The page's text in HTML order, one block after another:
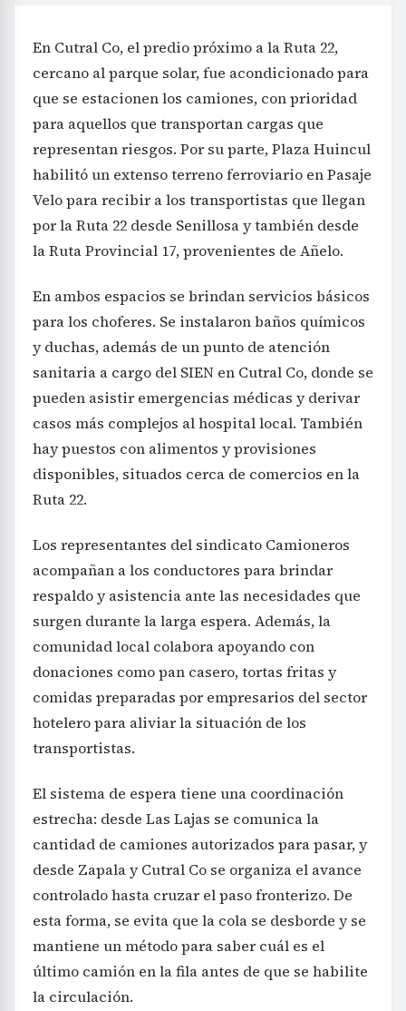
En Cutral Co, el predio próximo a la Ruta 22,
cercano al parque solar, fue acondicionado para
que se estacionen los camiones, con prioridad
para aquellos que transportan cargas que
representan riesgos. Por su parte, Plaza Huincul
habilitó un extenso terreno ferroviario en Pasaje
Velo para recibir a los transportistas que llegan
por la Ruta 22 desde Senillosa y también desde
la Ruta Provincial 17, provenientes de Añelo.
En ambos espacios se brindan servicios básicos
para los choferes. Se instalaron baños químicos
y duchas, además de un punto de atención
sanitaria a cargo del SIEN en Cutral Co, donde se
pueden asistir emergencias médicas y derivar
casos más complejos al hospital local. También
hay puestos con alimentos y provisiones
disponibles, situados cerca de comercios en la
Ruta 22.
Los representantes del sindicato Camioneros
acompañan a los conductores para brindar
respaldo y asistencia ante las necesidades que
surgen durante la larga espera. Además, la
comunidad local colabora apoyando con
donaciones como pan casero, tortas fritas y
comidas preparadas por empresarios del sector
hotelero para aliviar la situación de los
transportistas.
El sistema de espera tiene una coordinación
estrecha: desde Las Lajas se comunica la
cantidad de camiones autorizados para pasar, y
desde Zapala y Cutral Co se organiza el avance
controlado hasta cruzar el paso fronterizo. De
esta forma, se evita que la cola se desborde y se
mantiene un método para saber cuál es el
último camión en la fila antes de que se habilite
la circulación.